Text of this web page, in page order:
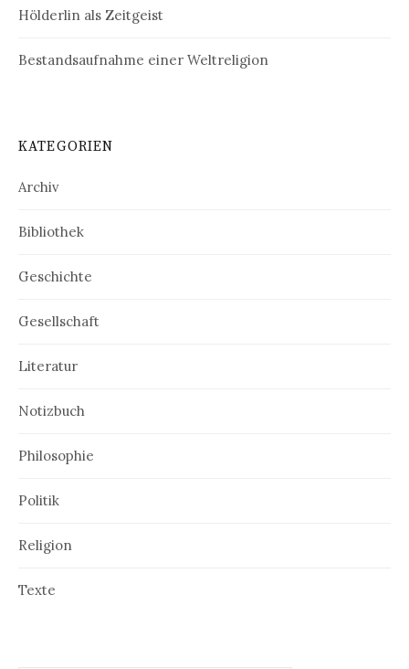
Hölderlin als Zeitgeist
Bestandsaufnahme einer Weltreligion
KATEGORIEN
Archiv
Bibliothek
Geschichte
Gesellschaft
Literatur
Notizbuch
Philosophie
Politik
Religion
Texte